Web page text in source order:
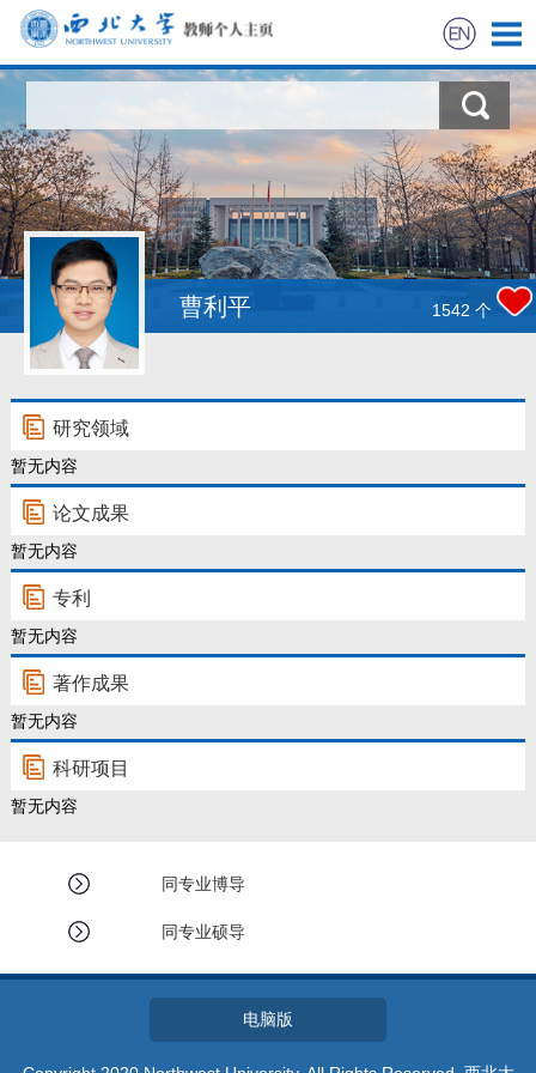
科学研究
教学研究
获奖信息
招生信息
学生信息
我的相册
教师博客
曹利平 1542 个
研究领域
暂无内容
论文成果
暂无内容
专利
暂无内容
著作成果
暂无内容
科研项目
暂无内容
同专业博导
同专业硕导
电脑版